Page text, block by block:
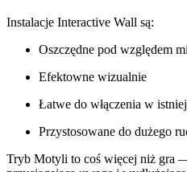
Instalacje Interactive Wall są:
Oszczędne pod względem
Efektowne wizualnie
Łatwe do włączenia w
Przystosowane do dużego
Tryb Motyli to coś więcej niż gra